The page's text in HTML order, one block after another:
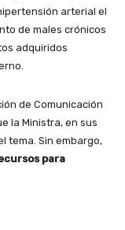
arterial el
de males crónicos
adquiridos
de Comunicación
la Ministra, en sus
tema. Sin embargo,
para